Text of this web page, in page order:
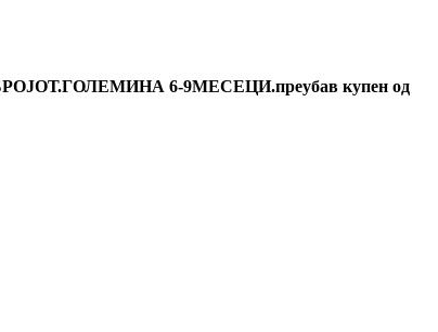
6-9МЕСЕЦИ.преубав купен од